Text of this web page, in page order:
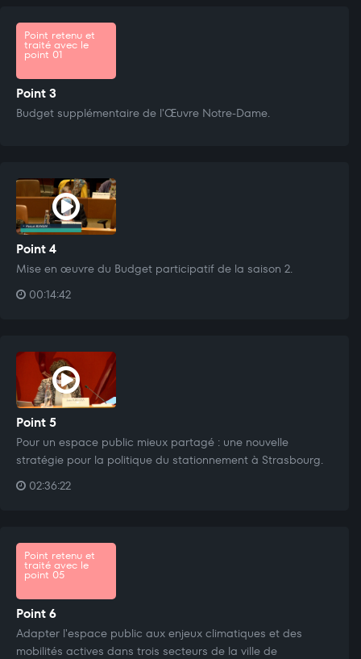
Point retenu et
traité avec le
point 01
Point 3
Budget supplémentaire de l'Œuvre Notre-Dame.
Point 4
Mise en œuvre du Budget participatif de la saison 2.
00:14:42
Point 5
Pour un espace public mieux partagé : une nouvelle
stratégie pour la politique du stationnement à Strasbourg.
02:36:22
Point retenu et
traité avec le
point 05
Point 6
Adapter l'espace public aux enjeux climatiques et des
mobilités actives dans trois secteurs de la ville de